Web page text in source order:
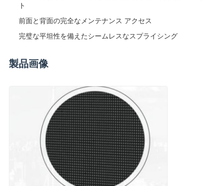
ト
前面と背面の完全なメンテナンス アクセス
完璧な平坦性を備えたシームレスなスプライシング
製品画像